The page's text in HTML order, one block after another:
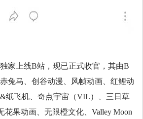
家上线B站，现已正式收官，其由B
兔马、创谷动漫、风帧动画、红鲤动
纸飞机、奇点宇宙（VIL）、三日草
花果动画、无限橙文化、Valley Moon